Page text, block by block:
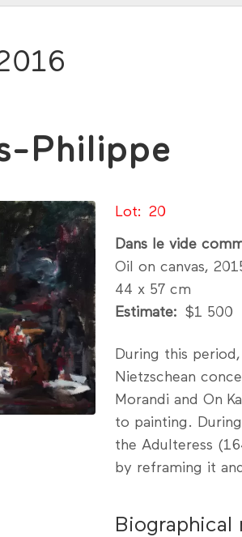
Philippe
Lot 20
Dans le vide
Oil on canvas,
44 x 57 cm
Estimate
$1 500
During this
Nietzschean
Morandi and On
to painting.
the Adulteress
by reframing it
Biographical